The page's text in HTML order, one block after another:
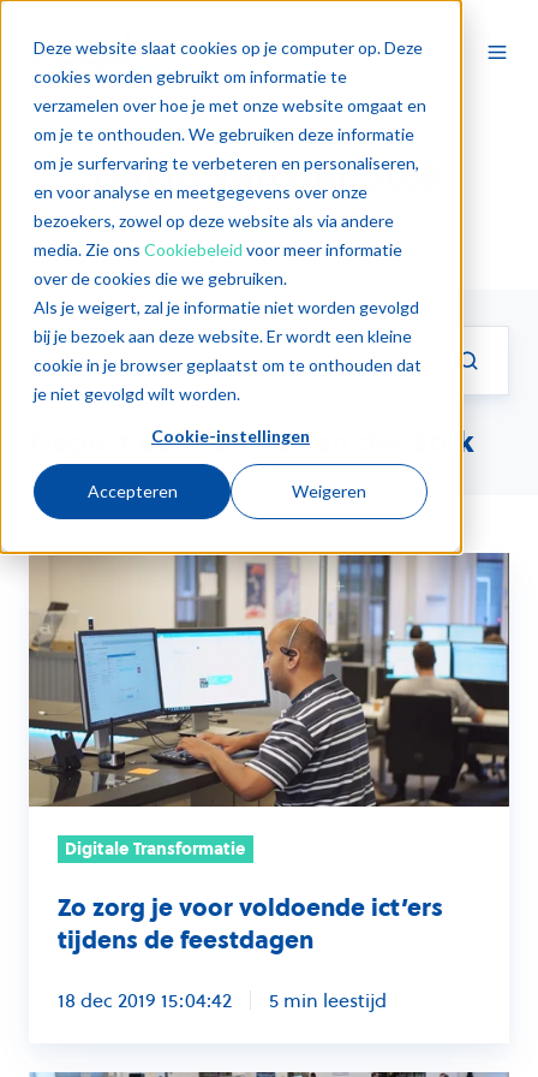
Deze website slaat cookies op je computer op. Deze
cookies worden gebruikt om informatie te
verzamelen over hoe je met onze website omgaat en
om je te onthouden. We gebruiken deze informatie
om je surfervaring te verbeteren en personaliseren,
en voor analyse en meetgegevens over onze
bezoekers, zowel op deze website als via andere
media. Zie ons Cookiebeleid voor meer informatie
over de cookies die we gebruiken.
Als je weigert, zal je informatie niet worden gevolgd
bij je bezoek aan deze website. Er wordt een kleine
cookie in je browser geplaatst om te onthouden dat
je niet gevolgd wilt worden.
Cookie-instellingen
Accepteren Weigeren
David van der Stok
Gepost door David van der Stok
Zo
zorg
je
voldoende
ict’ers
tijdens
de
feestdagen
Digitale Transformatie
Zo zorg je voor voldoende ict’ers
tijdens de feestdagen
18 dec 2019 15:04:42 5 min leestijd